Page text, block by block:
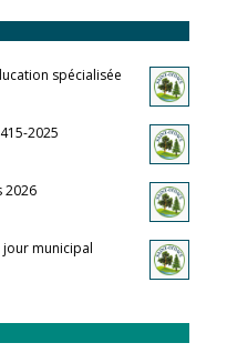
spécialisée
2025
2026
jour municipal